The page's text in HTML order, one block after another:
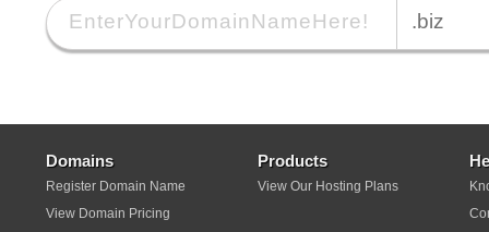
.biz
Domains
Register Domain Name
View Domain Pricing
Products
View Our Hosting Plans